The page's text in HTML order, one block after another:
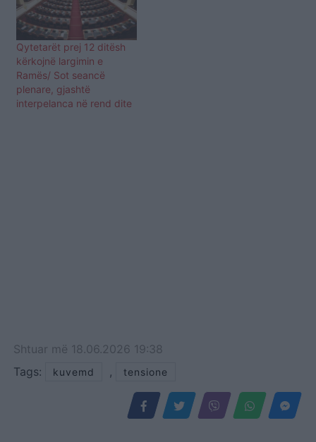
Qytetarët prej 12 ditësh
kërkojnë largimin e
Ramës/ Sot seancë
plenare, gjashtë
interpelanca në rend dite
Shtuar më 18.06.2026 19:38
Tags:
kuvemd , tensione